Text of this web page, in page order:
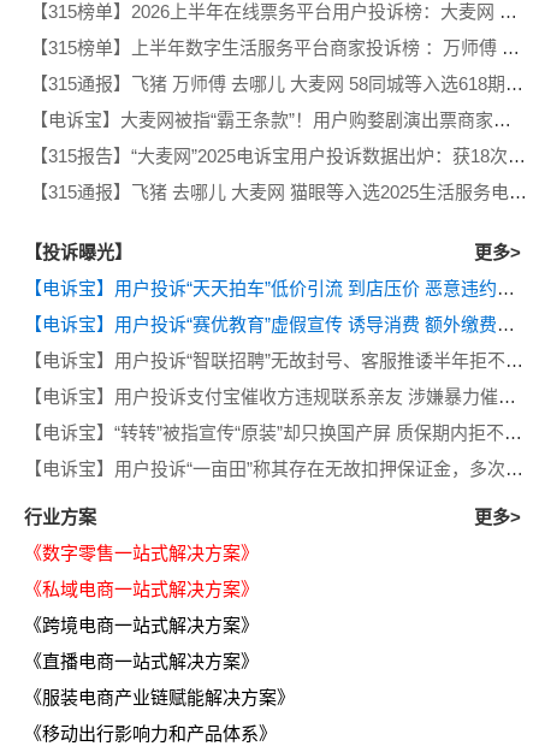
【315榜单】2026上半年在线票务平台用户投诉榜：大麦网 猫眼电影 票牛网 摩天轮票务 秀动等上榜
【315榜单】上半年数字生活服务平台商家投诉榜 ：万师傅 BOSS直聘 飞猪 去哪儿 大麦网 猫眼电影 智联招聘等上榜
【315通报】飞猪 万师傅 去哪儿 大麦网 58同城等入选618期间生活服务电商十大典型投诉案例
【电诉宝】大麦网被指“霸王条款”！用户购婺剧演出票商家未出票 退款遭推诿
【315报告】“大麦网”2025电诉宝用户投诉数据出炉：获18次“不予评级”
【315通报】飞猪 去哪儿 大麦网 猫眼等入选2025生活服务电商女性投诉十大典型投诉案例
【投诉曝光】
更多>
【电诉宝】用户投诉“天天拍车”低价引流 到店压价 恶意违约等问题
【电诉宝】用户投诉“赛优教育”虚假宣传 诱导消费 额外缴费后退款遭拒
【电诉宝】用户投诉“智联招聘”无故封号、客服推诿半年拒不退费
【电诉宝】用户投诉支付宝催收方违规联系亲友 涉嫌暴力催收侵犯隐私
【电诉宝】“转转”被指宣传“原装”却只换国产屏 质保期内拒不履行售后义务
【电诉宝】用户投诉“一亩田”称其存在无故扣押保证金，多次退款遭推诿等问题
行业方案
更多>
《数字零售一站式解决方案》
《私域电商一站式解决方案》
《跨境电商一站式解决方案》
《直播电商一站式解决方案》
《服装电商产业链赋能解决方案》
《移动出行影响力和产品体系》